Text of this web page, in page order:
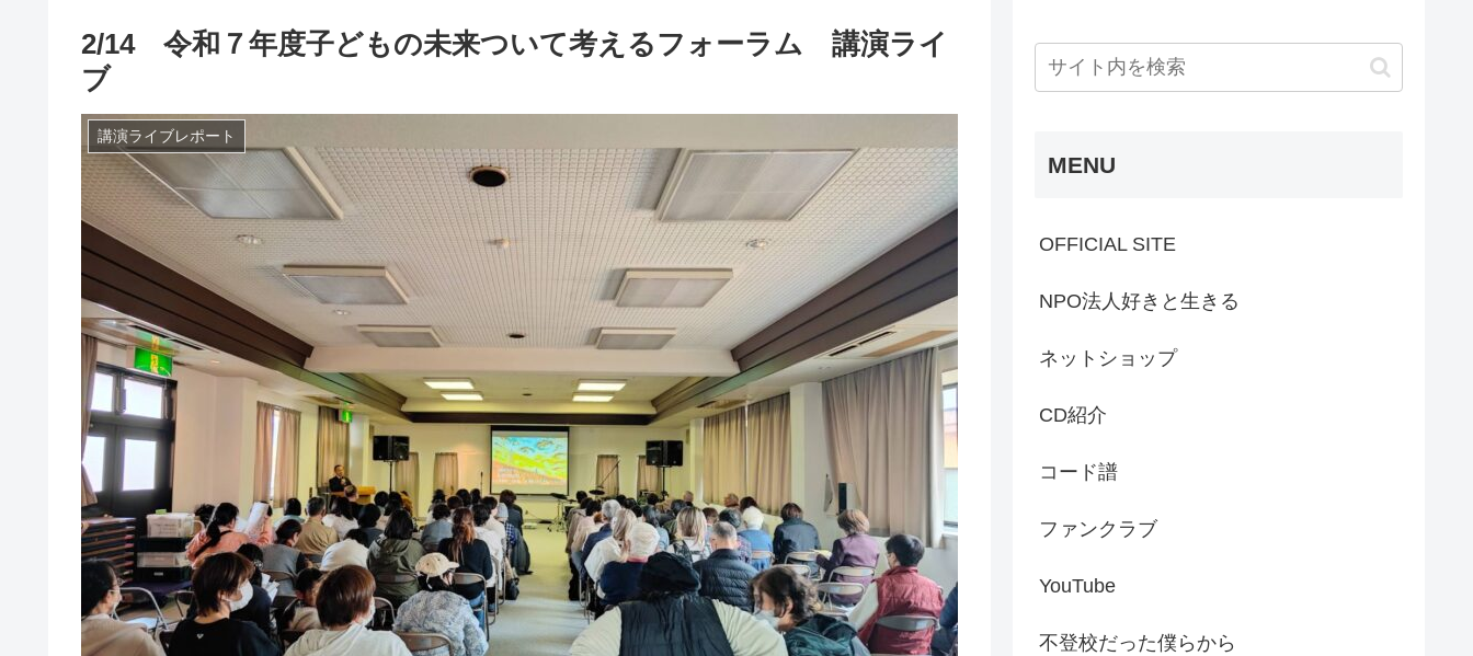
2/14 令和７年度子どもの未来ついて考えるフォーラム 講演ライ
ブ
講演ライブレポート
MENU
OFFICIAL SITE
NPO法人好きと生きる
ネットショップ
CD紹介
コード譜
ファンクラブ
YouTube
不登校だった僕らから